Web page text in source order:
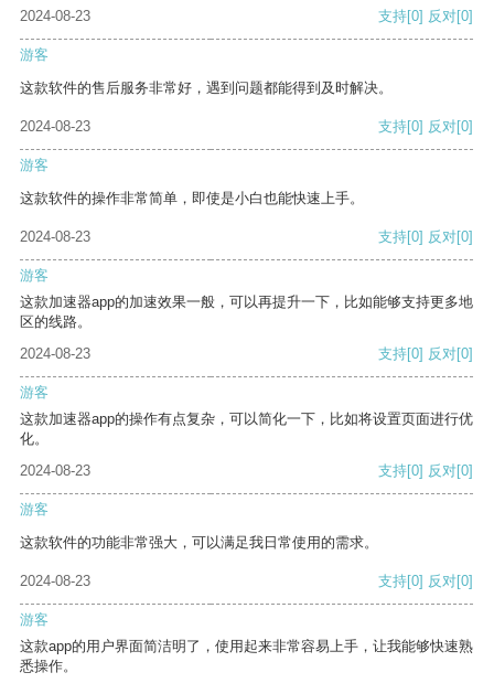
2024-08-23 支持[0] 反对[0]
游客
这款软件的售后服务非常好，遇到问题都能得到及时解决。
2024-08-23 支持[0] 反对[0]
游客
这款软件的操作非常简单，即使是小白也能快速上手。
2024-08-23 支持[0] 反对[0]
游客
这款加速器app的加速效果一般，可以再提升一下，比如能够支持更多地
区的线路。
2024-08-23
支持[0] 反对[0]
游客
这款加速器app的操作有点复杂，可以简化一下，比如将设置页面进行优
化。
2024-08-23
支持[0] 反对[0]
游客
这款软件的功能非常强大，可以满足我日常使用的需求。
2024-08-23 支持[0] 反对[0]
游客
这款app的用户界面简洁明了，使用起来非常容易上手，让我能够快速熟
悉操作。